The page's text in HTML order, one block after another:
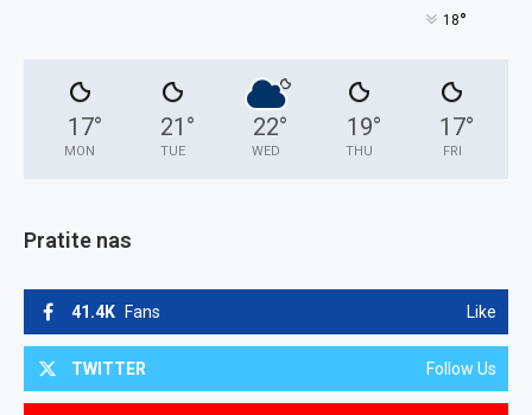
18°
17°
MON
21 °
TUE
22°
WED
19°
THU
17°
FRI
Pratite nas
41.4K Fans Like
TWITTER Follow Us